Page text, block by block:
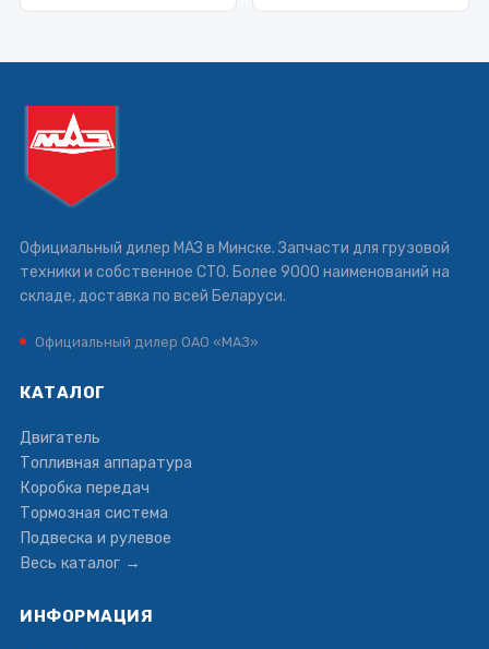
Официальный дилер МАЗ в Минске. Запчасти для грузовой
техники и собственное СТО. Более 9000 наименований на
складе, доставка по всей Беларуси.
Официальный дилер ОАО «МАЗ»
КАТАЛОГ
Двигатель
Топливная аппаратура
Коробка передач
Тормозная система
Подвеска и рулевое
Весь каталог →
ИНФОРМАЦИЯ